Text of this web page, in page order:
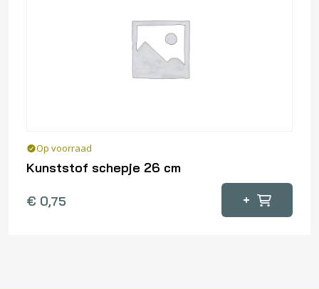
Op voorraad
Kunststof schepje 26 cm
€ 0,75 +